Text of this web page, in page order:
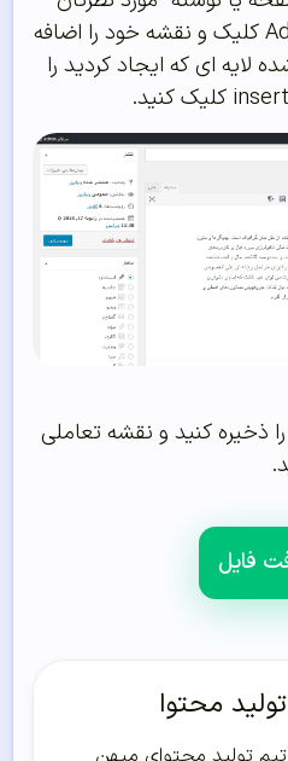
شوید و روی دکمه Add Map کلیک و نقشه خود را اضافه
لایه ای که ایجاد کردید را
ذخیره کنید و نقشه تعاملی
فایل
محتوا